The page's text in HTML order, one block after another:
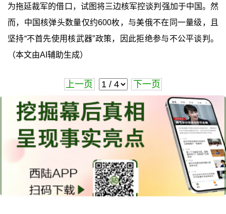
为拖延裁军的借口，试图将三边核军控谈判强加于中国。然
而，中国核弹头数量仅约600枚，与美俄不在同一量级，且
坚持“不首先使用核武器”政策，因此拒绝参与不公平谈判。
（本文由AI辅助生成）
上一页 下一页